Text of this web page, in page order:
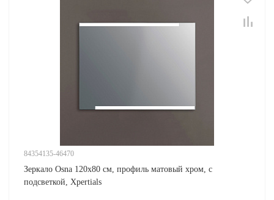
84354135-46470
Зеркало Osna 120х80 см, профиль матовый хром, с
подсветкой, Xpertials